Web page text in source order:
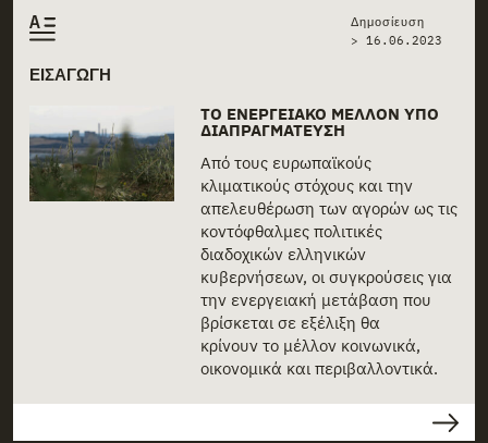
ΕΙΣΑΓΩΓΗ
Δημοσίευση
> 16.06.2023
ΤΟ ΕΝΕΡΓΕΙΑΚΌ ΜΈΛΛΟΝ ΥΠΌ
ΔΙΑΠΡΑΓΜΆΤΕΥΣΗ
Από τους ευρωπαϊκούς
κλιματικούς στόχους και την
απελευθέρωση των αγορών ως τις
κοντόφθαλμες πολιτικές
διαδοχικών ελληνικών
κυβερνήσεων, οι συγκρούσεις για
την ενεργειακή μετάβαση που
βρίσκεται σε εξέλιξη θα
κρίνουν το μέλλον κοινωνικά,
οικονομικά και περιβαλλοντικά.